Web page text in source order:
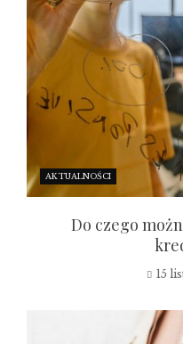
AKTUALNOŚCI
Do czego
15